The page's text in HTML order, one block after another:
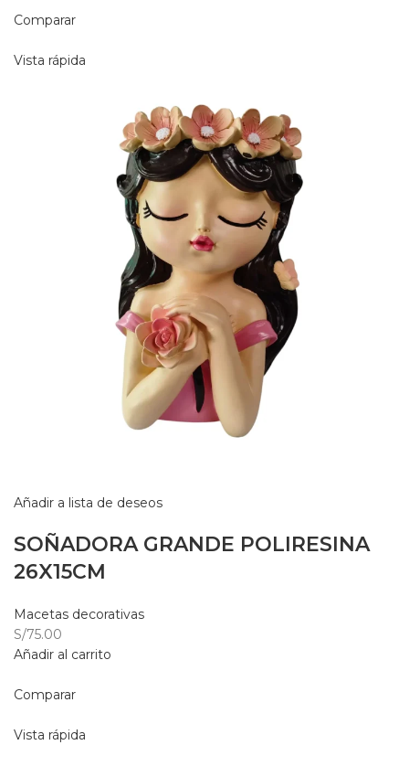
Comparar
Vista rápida
Añadir a lista de deseos
SOÑADORA GRANDE POLIRESINA
26X15CM
Macetas decorativas
S/75.00
Añadir al carrito
Comparar
Vista rápida